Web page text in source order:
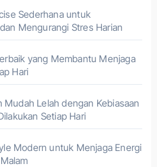
Sederhana untuk
Mengurangi Stres Harian
yang Membantu Menjaga
Hari
Lelah dengan Kebiasaan
Setiap Hari
Modern untuk Menjaga Energi